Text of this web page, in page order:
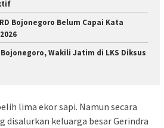
Bojonegoro Belum Capai Kata
Wakili Jatim di LKS Diksus
lima ekor sapi. Namun secara
disalurkan keluarga besar Gerindra